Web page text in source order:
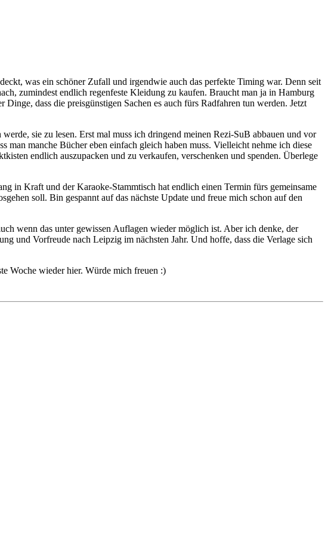
was ein schöner Zufall und irgendwie auch das perfekte Timing war. Denn seit
zumindest endlich regenfeste Kleidung zu kaufen. Braucht man ja in Hamburg
dass die preisgünstigen Sachen es auch fürs Radfahren tun werden. Jetzt
sie zu lesen. Erst mal muss ich dringend meinen Rezi-SuB abbauen und vor
man manche Bücher eben einfach gleich haben muss. Vielleicht nehme ich diese
endlich auszupacken und zu verkaufen, verschenken und spenden. Überlege
in Kraft und der Karaoke-Stammtisch hat endlich einen Termin fürs gemeinsame
soll. Bin gespannt auf das nächste Update und freue mich schon auf den
wenn das unter gewissen Auflagen wieder möglich ist. Aber ich denke, der
und Vorfreude nach Leipzig im nächsten Jahr. Und hoffe, dass die Verlage sich
Woche wieder hier. Würde mich freuen :)